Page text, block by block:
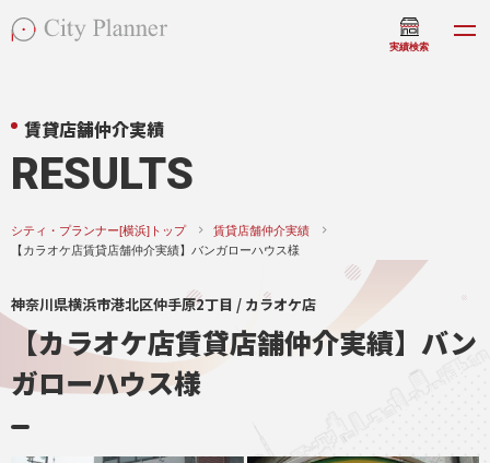
実績検索
賃貸店舗仲介実績
RESULTS
シティ・プランナー[横浜]トップ
賃貸店舗仲介実績
【カラオケ店賃貸店舗仲介実績】バンガローハウス様
神奈川県横浜市港北区仲手原2丁目 / カラオケ店
【カラオケ店賃貸店舗仲介実績】バン
ガローハウス様